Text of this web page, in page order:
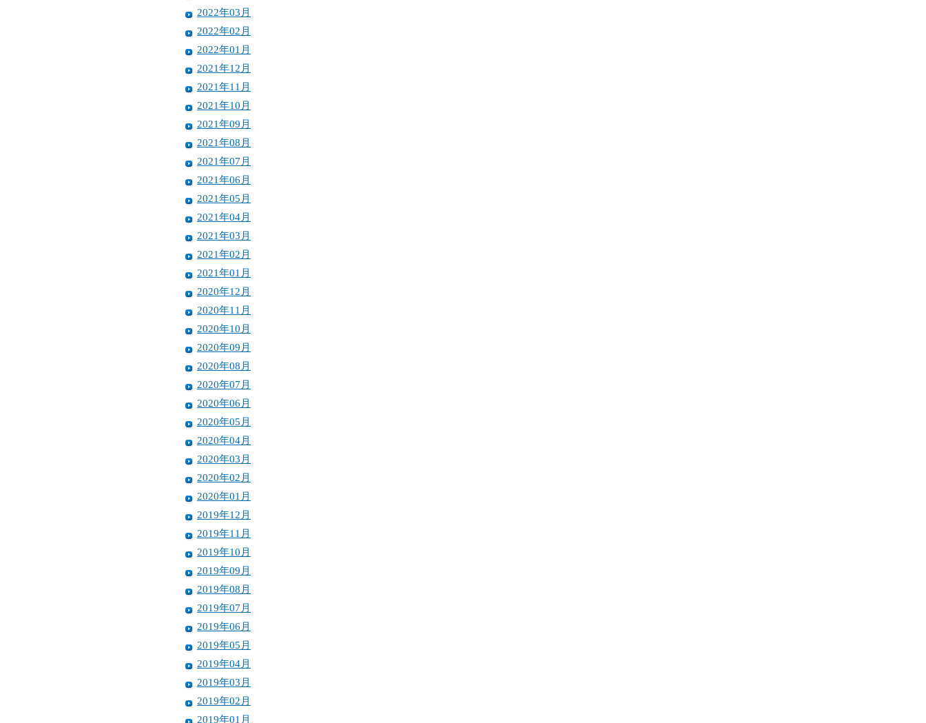
2022年03月
2022年02月
2022年01月
2021年12月
2021年11月
2021年10月
2021年09月
2021年08月
2021年07月
2021年06月
2021年05月
2021年04月
2021年03月
2021年02月
2021年01月
2020年12月
2020年11月
2020年10月
2020年09月
2020年08月
2020年07月
2020年06月
2020年05月
2020年04月
2020年03月
2020年02月
2020年01月
2019年12月
2019年11月
2019年10月
2019年09月
2019年08月
2019年07月
2019年06月
2019年05月
2019年04月
2019年03月
2019年02月
2019年01月